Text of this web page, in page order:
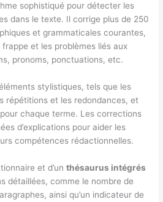
sophistiqué pour détecter les
dans le texte. Il corrige plus de 250
et grammaticales courantes,
et les problèmes liés aux
pronoms, ponctuations, etc.
stylistiques, tels que les
répétitions et les redondances, et
chaque terme. Les corrections
d’explications pour aider les
compétences rédactionnelles.
et d’unthésaurus intégrés
détaillées, comme le nombre de
ainsi qu’un indicateur de